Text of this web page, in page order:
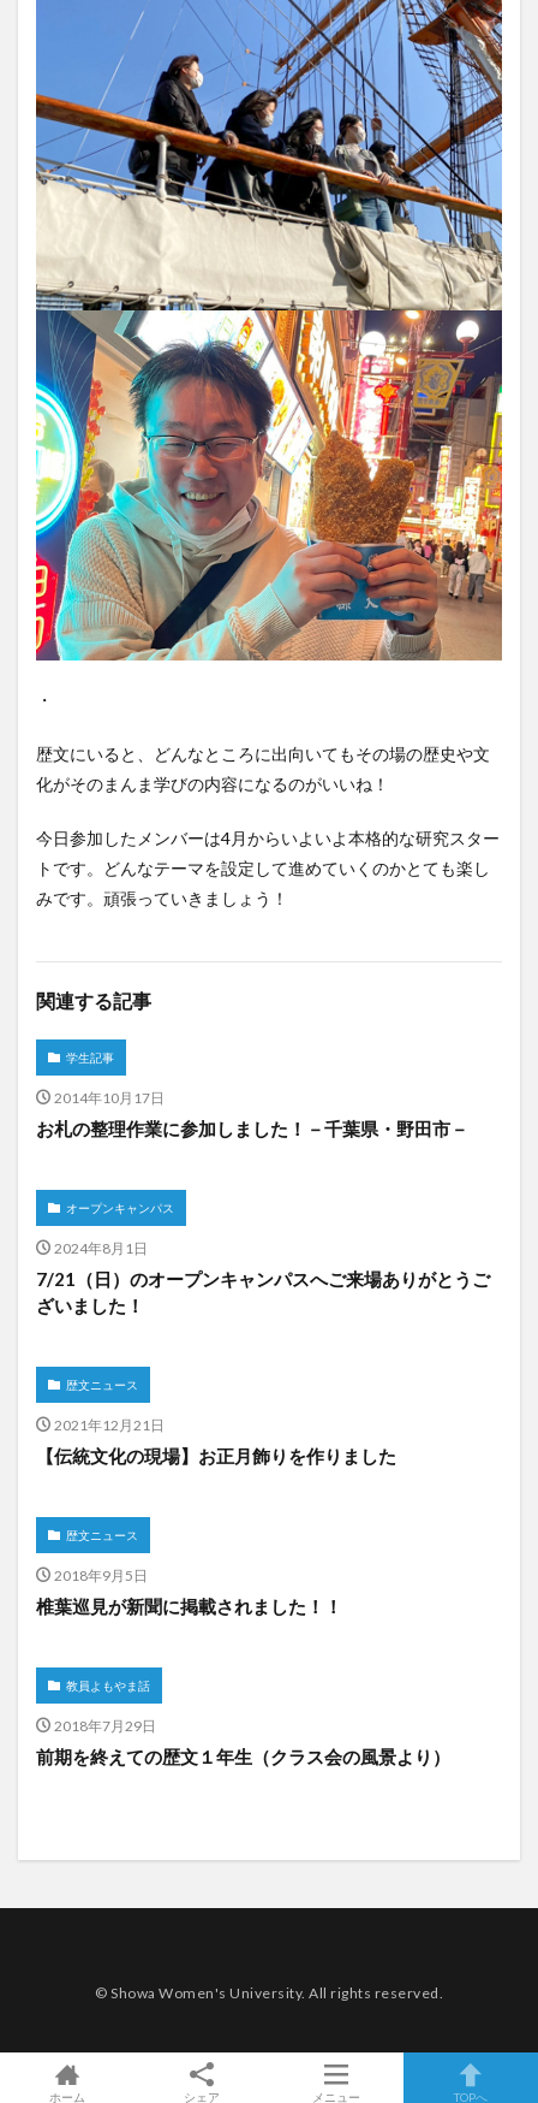
・
歴文にいると、どんなところに出向いてもその場の歴史や文
化がそのまんま学びの内容になるのがいいね！
今日参加したメンバーは4月からいよいよ本格的な研究スター
トです。どんなテーマを設定して進めていくのかとても楽し
みです。頑張っていきましょう！
関連する記事
学生記事
2014年10月17日
お札の整理作業に参加しました！－千葉県・野田市－
オープンキャンパス
2024年8月1日
7/21（日）のオープンキャンパスへご来場ありがとうご
ざいました！
歴文ニュース
2021年12月21日
【伝統文化の現場】お正月飾りを作りました
歴文ニュース
2018年9月5日
椎葉巡見が新聞に掲載されました！！
教員よもやま話
2018年7月29日
前期を終えての歴文１年生（クラス会の風景より）
© Showa Women's University. All rights reserved.
ホーム シェア メニュー TOPへ